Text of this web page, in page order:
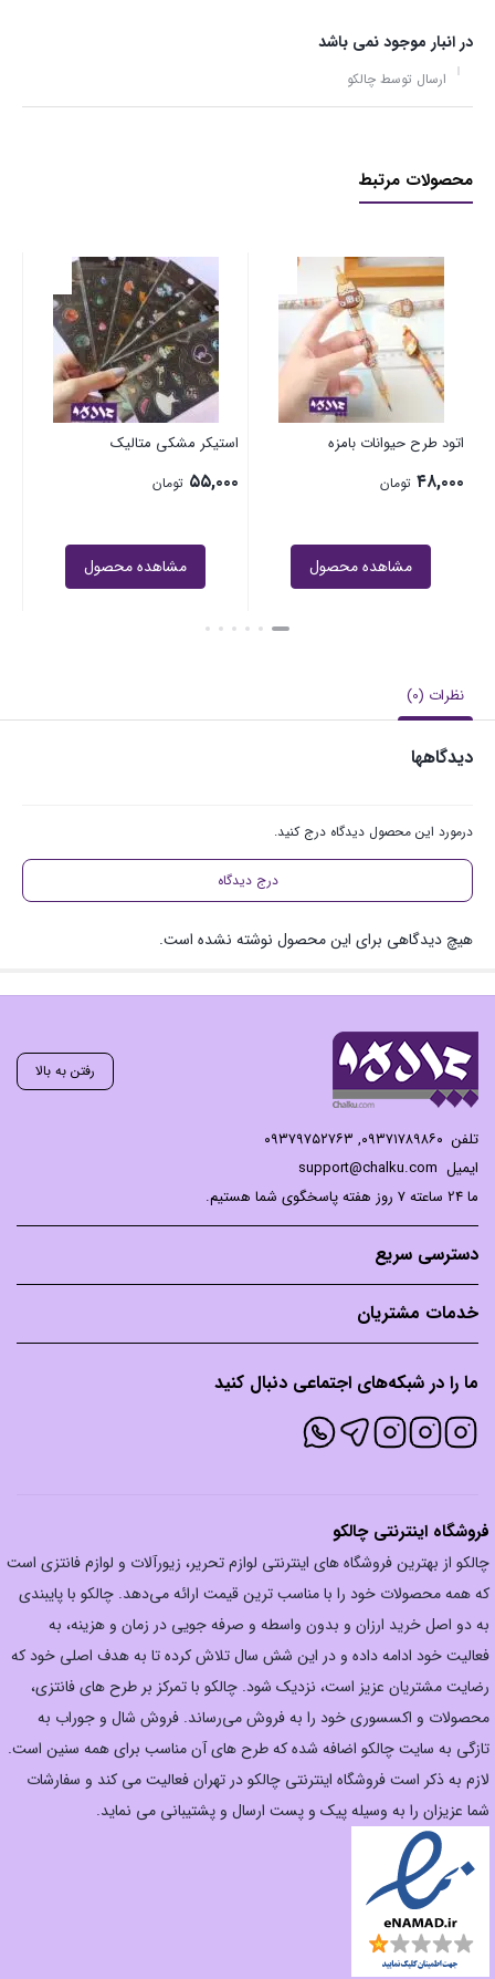
در انبار موجود نمی باشد
ارسال توسط چالکو
محصولات مرتبط
اتود طرح حیوانات بامزه
۴۸,۰۰۰ تومان
مشاهده محصول
استیکر مشکی متالیک
۵۵,۰۰۰ تومان
مشاهده محصول
نظرات (0)
دیدگاهها
درمورد این محصول دیدگاه درج کنید.
درج دیدگاه
هیچ دیدگاهی برای این محصول نوشته نشده است.
رفتن به بالا
تلفن ۰۹۳۷۱۷۸۹۸۶۰, ۰۹۳۷۹۷۵۲۷۶۳
ایمیل support@chalku.com
ما 24 ساعته 7 روز هفته پاسخگوی شما هستیم.
دسترسی سریع
خدمات مشتریان
ما را در شبکه‌های اجتماعی دنبال کنید
فروشگاه اینترنتی چالکو
چالکو از بهترین فروشگاه های اینترنتی لوازم تحریر، زیورآلات و لوازم فانتزی است
که همه محصولات خود را با مناسب ترین قیمت ارائه می‌دهد. چالکو با پایبندی
به دو اصل خرید ارزان‌ و بدون واسطه و صرفه جویی در زمان و هزینه، به
فعالیت خود ادامه داده و در این شش سال تلاش کرده تا به هدف اصلی خود که
رضایت مشتریان عزیز است، نزدیک شود. چالکو با تمرکز بر طرح های فانتزی،
محصولات و اکسسوری خود را به فروش می‌رساند. فروش شال و جوراب به
تازگی به سایت چالکو اضافه شده که طرح های آن مناسب برای همه سنین است.
لازم به ذکر است فروشگاه اینترنتی چالکو در تهران فعالیت می کند و سفارشات
شما عزیزان را به وسیله پیک و پست ارسال و پشتیبانی می نماید.